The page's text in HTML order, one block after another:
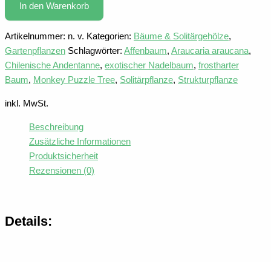
In den Warenkorb
Artikelnummer: n. v. Kategorien: Bäume & Solitärgehölze,
Gartenpflanzen Schlagwörter: Affenbaum, Araucaria araucana,
Chilenische Andentanne, exotischer Nadelbaum, frostharter
Baum, Monkey Puzzle Tree, Solitärpflanze, Strukturpflanze
inkl. MwSt.
Beschreibung
Zusätzliche Informationen
Produktsicherheit
Rezensionen (0)
Details: